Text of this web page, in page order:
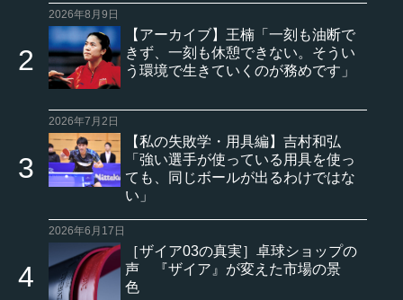
2026年8月9日
【アーカイブ】王楠「一刻も油断で
きず、一刻も休憩できない。そうい
う環境で生きていくのが務めです」
2026年7月2日
【私の失敗学・用具編】吉村和弘
「強い選手が使っている用具を使っ
ても、同じボールが出るわけではな
い」
2026年6月17日
［ザイア03の真実］卓球ショップの
声 『ザイア』が変えた市場の景
色